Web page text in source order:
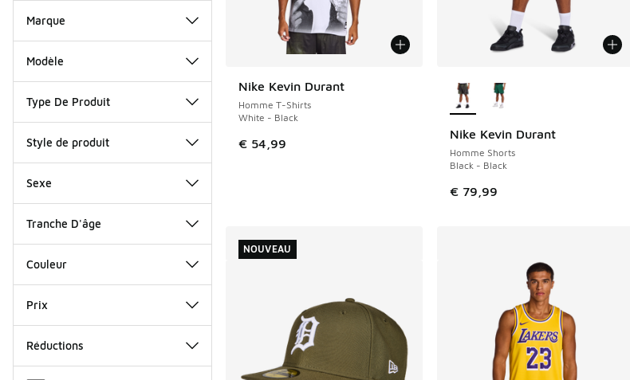
Marque
Modèle
Type De Produit
Style de produit
Sexe
Tranche D'âge
Couleur
Prix
Réductions
Nike Kevin Durant
Homme T-Shirts
White - Black
€ 54,99
NOUVEAU
Nike Kevin Durant
Homme Shorts
Black - Black
€ 79,99
NOUVEAU
NOUVEAU